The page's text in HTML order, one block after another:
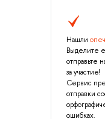
Нашли
Выделите
отправьте
за участие!
Сервис
отправки
ошибках.